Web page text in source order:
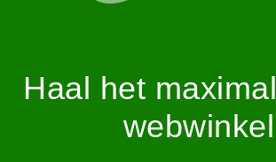
Haal het
webwinkel